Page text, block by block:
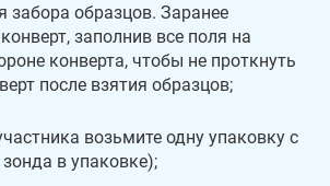
забора образцов. Заранее
заполнив все поля на
конверта, чтобы не проткнуть
после взятия образцов;
возьмите одну упаковку с
в упаковке);